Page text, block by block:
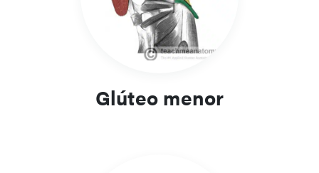
Glúteo menor